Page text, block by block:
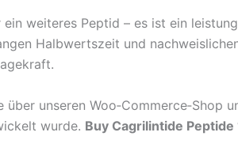
weiteres Peptid – es ist ein
Halbwertszeit und
über unseren
wurde. Buy Cagrilintide